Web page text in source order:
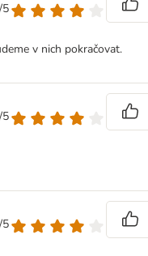
5
v nich pokračovat.
5
5